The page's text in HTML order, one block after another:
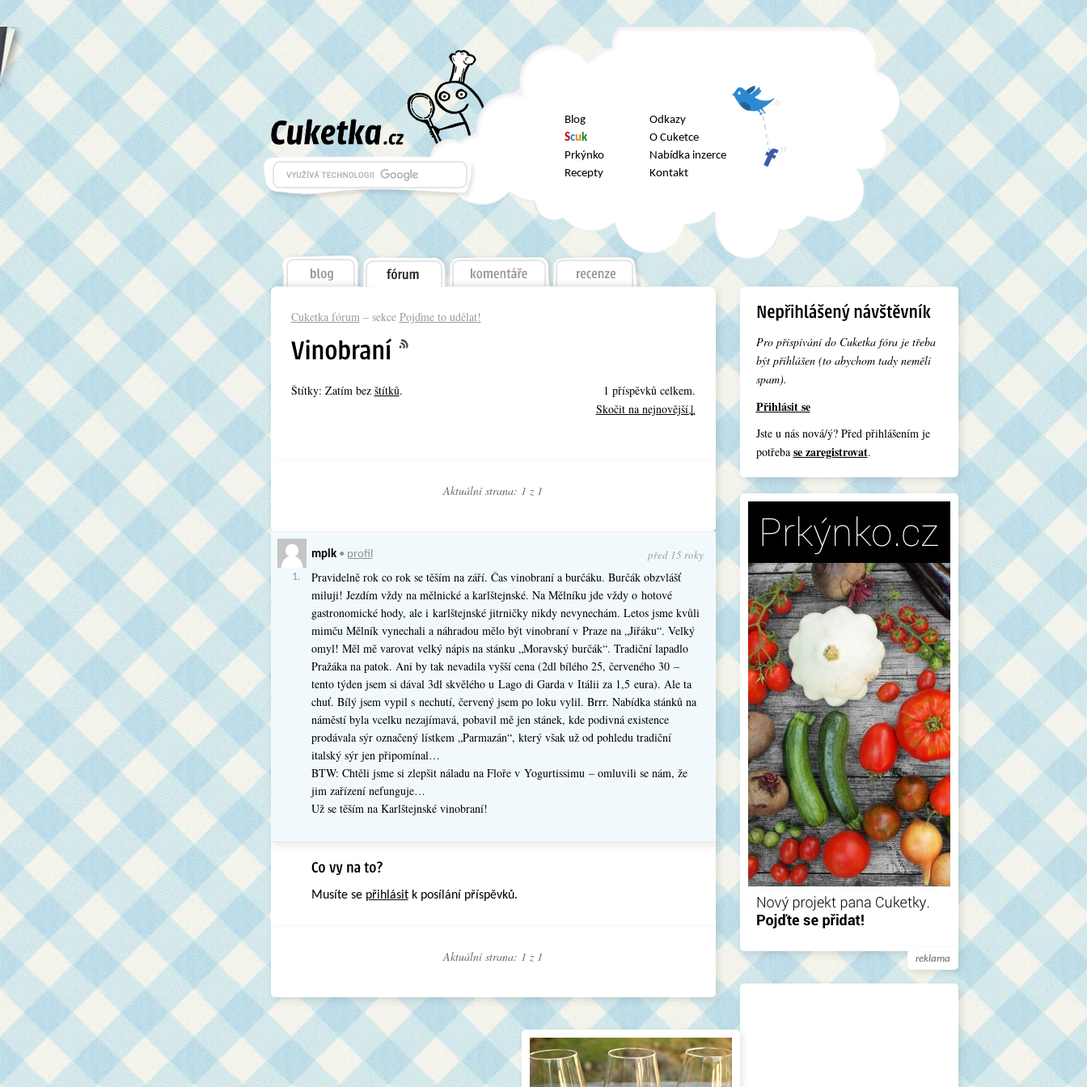
Blog
Scuk
Prkýnko
Recepty
Odkazy
O Cuketce
Nabídka inzerce
Kontakt
Cuketka fórum– sekce Pojďme to udělat!
Štítky: Zatím bez štítků.
1 příspěvků celkem.
Skočit na nejnovější↓
Aktuální strana: 1 z 1
1.
mpik• profil před 15 roky
Pravidelně rok co rok se těším na září. Čas vinobraní a burčáku. Burčák obzvlášť
miluji! Jezdím vždy na mělnické a karlštejnské. Na Mělníku jde vždy o hotové
gastronomické hody, ale i karlštejnské jitrničky nikdy nevynechám. Letos jsme kvůli
mimču Mělník vynechali a náhradou mělo být vinobraní v Praze na „Jiřáku“. Velký
omyl! Měl mě varovat velký nápis na stánku „Moravský burčák“. Tradiční lapadlo
Pražáka na patok. Ani by tak nevadila vyšší cena (2dl bílého 25, červeného 30 –
tento týden jsem si dával 3dl skvělého u Lago di Garda v Itálii za 1,5 eura). Ale ta
chuť. Bílý jsem vypil s nechutí, červený jsem po loku vylil. Brrr. Nabídka stánků na
náměstí byla vcelku nezajímavá, pobavil mě jen stánek, kde podivná existence
prodávala sýr označený lístkem „Parmazán“, který však už od pohledu tradiční
italský sýr jen připomínal…
BTW: Chtěli jsme si zlepšit náladu na Floře v Yogurtissimu – omluvili se nám, že
jim zařízení nefunguje…
Už se těším na Karlštejnské vinobraní!
Musíte se přihlásitk posílání příspěvků.
Aktuální strana: 1 z 1
Pro přispívání do Cuketka fóra je třeba
být přihlášen (to abychom tady neměli
spam).
Přihlásit se
Jste u nás nová/ý? Před přihlášením je
potřeba se zaregistrovat.
reklama